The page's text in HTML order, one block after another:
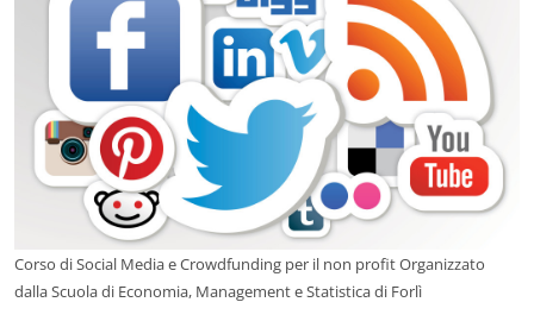
Corso di Social Media e Crowdfunding per il non profit Organizzato
dalla Scuola di Economia, Management e Statistica di Forlì